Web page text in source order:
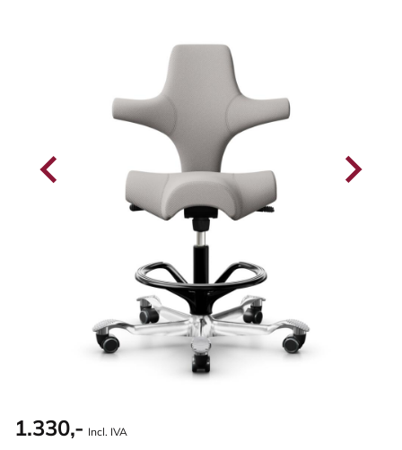
1.330,- Incl. IVA